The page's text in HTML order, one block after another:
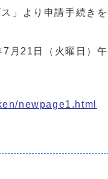
より申請手続きを
21日（火曜日）
newpage1.html